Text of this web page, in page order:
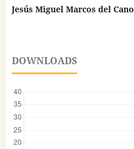
Jesús Miguel Marcos del Cano
DOWNLOADS